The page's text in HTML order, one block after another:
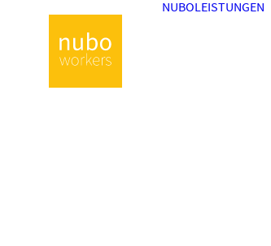
NUBOLEISTUNGEN